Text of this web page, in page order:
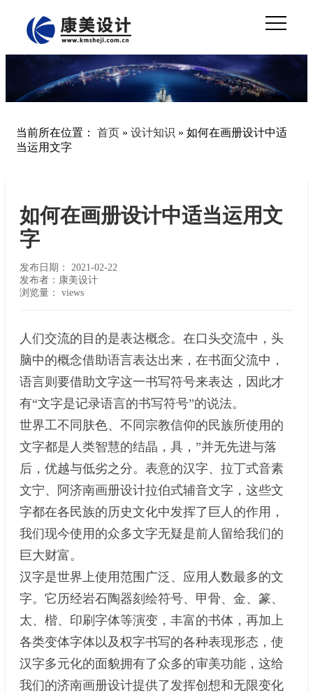
当前所在位置： 首页 » 设计知识 » 如何在画册设计中适
当运用文字
如何在画册设计中适当运用文
字
发布日期： 2021-02-22
发布者：康美设计
浏览量： views
人们交流的目的是表达概念。在口头交流中，头
脑中的概念借助语言表达出来，在书面父流中，
语言则要借助文字这一书写符号来表达，因此才
有“文字是记录语言的书写符号”的说法。
世界工不同肤色、不同宗教信仰的民族所使用的
文字都是人类智慧的结晶，具，”并无先进与落
后，优越与低劣之分。表意的汉字、拉丁式音素
文宁、阿济南画册设计拉伯式辅音文字，这些文
字都在各民族的历史文化中发挥了巨人的作用，
我们现今使用的众多文字无疑是前人留给我们的
巨大财富。
汉字是世界上使用范围广泛、应用人数最多的文
字。它历经岩石陶器刻绘符号、甲骨、金、篆、
太、楷、印刷字体等演变，丰富的书体，再加上
各类变体字体以及权字书写的各种表现形态，使
汉字多元化的面貌拥有了众多的审美功能，这给
我们的济南画册设计提供了发挥创想和无限变化